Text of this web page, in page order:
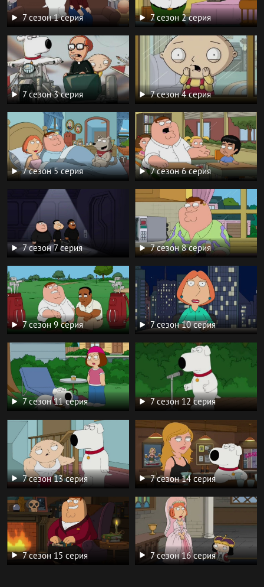
7 сезон 1 серия 7 сезон 2 серия
7 сезон 3 серия 7 сезон 4 серия
7 сезон 5 серия 7 сезон 6 серия
7 сезон 7 серия 7 сезон 8 серия
7 сезон 9 серия 7 сезон 10 серия
7 сезон 11 серия 7 сезон 12 серия
7 сезон 13 серия 7 сезон 14 серия
7 сезон 15 серия 7 сезон 16 серия